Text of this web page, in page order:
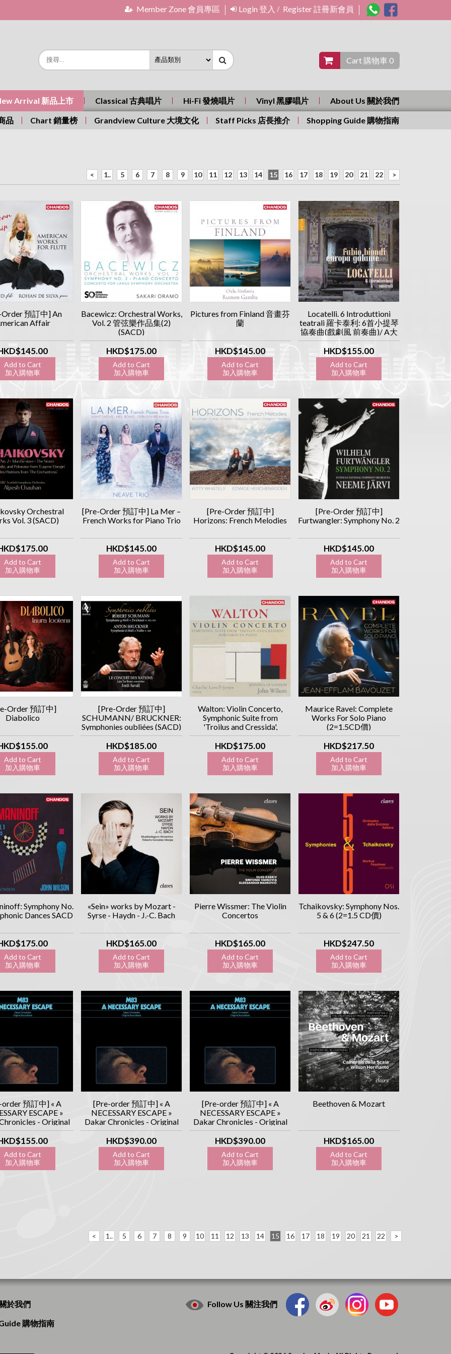
Member Zone 會員專區 Login 登入 / Register 註冊新會員
Cart 購物車 0
Arrival 新品上市 Classical 古典唱片 Hi-Fi 發燒唱片 Vinyl 黑膠唱片 About Us 關於我們
品 Chart 銷量榜 Grandview Culture 大境文化 Staff Picks 店長推介 Shopping Guide 購物指南
< 1.. 5 6 7 8 9 10 11 12 13 14 15 16 17 18 19 20 21 22 >
預訂中] An
Affair
Add to Cart
入購物車
Bacewicz: Orchestral Works,
Vol. 2 管弦樂作品集(2)
(SACD)
HKD$175.00
Add to Cart
加入購物車
Pictures from Finland 音畫芬
蘭
HKD$145.00
Add to Cart
加入購物車
Locatelli. 6 Introduttioni
teatrali 羅卡泰利: 6首小提琴
協奏曲(戲劇風 前奏曲)/ A大
調小提琴協奏曲
HKD$155.00
Add to Cart
加入購物車
Orchestral
Vol. 3 (SACD)
Add to Cart
入購物車
[Pre-Order 預訂中] La Mer –
French Works for Piano Trio
HKD$145.00
Add to Cart
加入購物車
[Pre-Order 預訂中]
Horizons: French Melodies
HKD$145.00
Add to Cart
加入購物車
[Pre-Order 預訂中]
Furtwangler: Symphony No. 2
HKD$145.00
Add to Cart
加入購物車
Order 預訂中]
Diabolico
Add to Cart
入購物車
[Pre-Order 預訂中]
SCHUMANN/ BRUCKNER:
Symphonies oubliées (SACD)
HKD$185.00
Add to Cart
加入購物車
Walton: Violin Concerto,
Symphonic Suite from
'Troilus and Cressida',
Portsmouth Point SACD
HKD$175.00
Add to Cart
加入購物車
Maurice Ravel: Complete
Works For Solo Piano
(2=1.5CD價)
HKD$217.50
Add to Cart
加入購物車
Symphony No.
Dances SACD
Add to Cart
入購物車
«Sein» works by Mozart -
Syrse - Haydn - J.-C. Bach
HKD$165.00
Add to Cart
加入購物車
Pierre Wissmer: The Violin
Concertos
HKD$165.00
Add to Cart
加入購物車
Tchaikovsky: Symphony Nos.
5 & 6 (2=1.5 CD價)
HKD$247.50
Add to Cart
加入購物車
預訂中] « A
ESCAPE »
- Original
CD
Add to Cart
入購物車
[Pre-order 預訂中] « A
NECESSARY ESCAPE »
Dakar Chronicles - Original
Soundtrack (transparent
marbled turquoise limited
LP)
HKD$390.00
Add to Cart
加入購物車
[Pre-order 預訂中] « A
NECESSARY ESCAPE »
Dakar Chronicles - Original
Soundtrack LP
HKD$390.00
Add to Cart
加入購物車
Beethoven & Mozart
HKD$165.00
Add to Cart
加入購物車
< 1.. 5 6 7 8 9 10 11 12 13 14 15 16 17 18 19 20 21 22 >
於我們
購物指南
Follow Us 關注我們